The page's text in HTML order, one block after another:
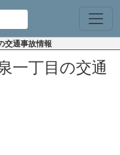
交通事故情報
一丁目の交通